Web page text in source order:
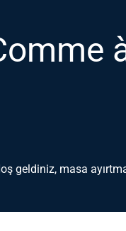
geldiniz, masa